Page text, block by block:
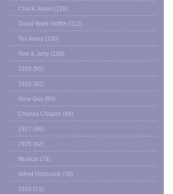
Chuck Jones (126)
David Wark Griffith (112)
Tex Avery (100)
Tom & Jerry (100)
1928 (95)
1926 (92)
Alice Guy (90)
Charles Chaplin (88)
1927 (86)
1925 (82)
Musical (78)
Alfred Hitchcock (76)
1929 (73)